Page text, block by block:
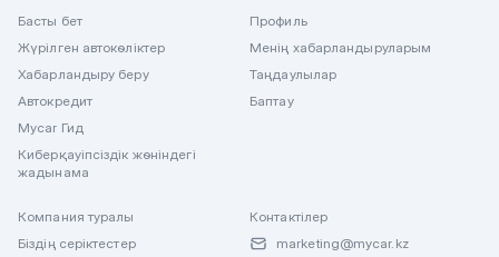
Басты бет
Жүрілген автокөліктер
Хабарландыру беру
Автокредит
Mycar Гид
Киберқауіпсіздік жөніндегі
жадынама
Профиль
Менің хабарландыруларым
Таңдаулылар
Баптау
Компания туралы
Біздің серіктестер
Контактілер
marketing@mycar.kz